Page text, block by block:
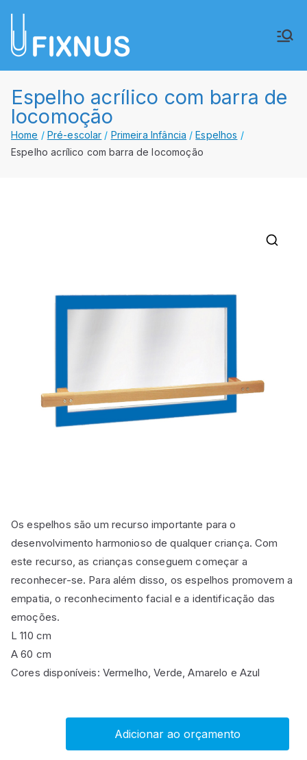
para
Lda.
Espelho acrílico com barra de
locomoção
Home Pré-escolar Primeira Infância
Espelhos
Espelho acrílico com barra de locomoção
Os espelhos são um recurso importante para o
desenvolvimento harmonioso de qualquer criança. Com
este recurso, as crianças conseguem começar a
reconhecer-se. Para além disso, os espelhos promovem a
empatia, o reconhecimento facial e a identificação das
emoções.
L 110 cm
A 60 cm
Cores disponíveis: Vermelho, Verde, Amarelo e Azul
Adicionar ao orçamento